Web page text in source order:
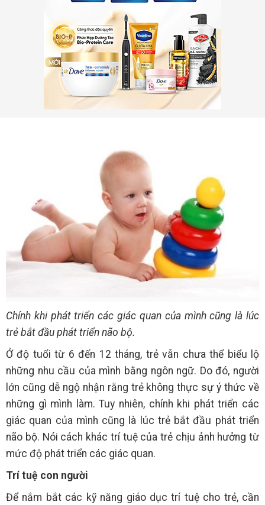
Chính khi phát triển các giác quan của mình cũng là lúc
trẻ bắt đầu phát triển não bộ.
Ở độ tuổi từ 6 đến 12 tháng, trẻ vẫn chưa thể biểu lộ
những nhu cầu của mình bằng ngôn ngữ. Do đó, người
lớn cũng dễ ngộ nhận rằng trẻ không thực sự ý thức về
những gì mình làm. Tuy nhiên, chính khi phát triển các
giác quan của mình cũng là lúc trẻ bắt đầu phát triển
não bộ. Nói cách khác trí tuệ của trẻ chịu ảnh hưởng từ
mức độ phát triển các giác quan.
Trí tuệ con người
Để nắm bắt các kỹ năng giáo dục trí tuệ cho trẻ, cần